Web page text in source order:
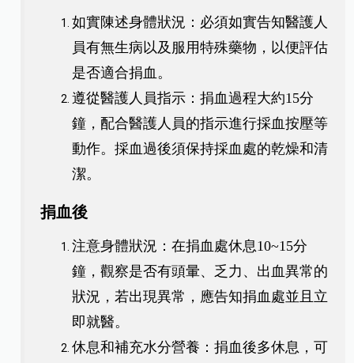
如實陳述身體狀況：必須如實告知醫護人
員有無生病以及服用特殊藥物，以便評估
是否適合捐血。
遵從醫護人員指示：捐血過程大約15分
鐘，配合醫護人員的指示進行採血按壓等
動作。採血過後須保持採血處的乾燥和清
潔。
捐血後
注意身體狀況：在捐血處休息10~15分
鐘，觀察是否有頭暈、乏力、出血異常的
狀況，若出現異常，應告知捐血處並且立
即就醫。
休息和補充水分營養：捐血後多休息，可